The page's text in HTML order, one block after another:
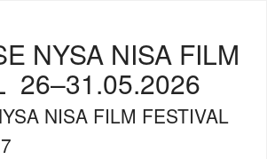
NYSA NISA FILM
26–31.05.2026
NISA FILM FESTIVAL